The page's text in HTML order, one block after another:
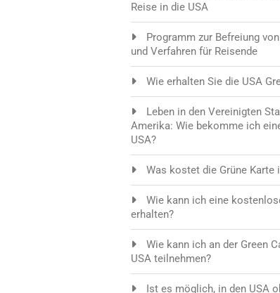
Reise in die USA
Programm zur Befreiung
und Verfahren für Reisende
Wie erhalten Sie die USA
Leben in den Vereinigten
Amerika: Wie bekomme ich
USA?
Was kostet die Grüne Karte
Wie kann ich eine
erhalten?
Wie kann ich an der Green
USA teilnehmen?
Ist es möglich, in den USA